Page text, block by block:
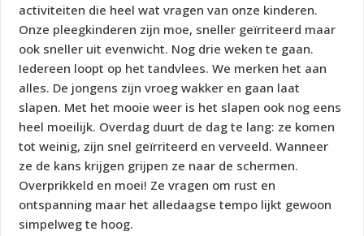
activiteiten die heel wat vragen van onze kinderen.
Onze pleegkinderen zijn moe, sneller geïrriteerd maar
ook sneller uit evenwicht. Nog drie weken te gaan.
Iedereen loopt op het tandvlees. We merken het aan
alles. De jongens zijn vroeg wakker en gaan laat
slapen. Met het mooie weer is het slapen ook nog eens
heel moeilijk. Overdag duurt de dag te lang: ze komen
tot weinig, zijn snel geïrriteerd en verveeld. Wanneer
ze de kans krijgen grijpen ze naar de schermen.
Overprikkeld en moei! Ze vragen om rust en
ontspanning maar het alledaagse tempo lijkt gewoon
simpelweg te hoog.